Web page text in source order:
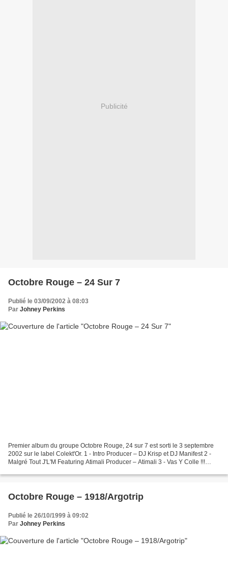
Publicité
Octobre Rouge – 24 Sur 7
Publié le 03/09/2002 à 08:03
Par Johney Perkins
Premier album du groupe Octobre Rouge, 24 sur 7 est sorti le 3 septembre
2002 sur le label Colekt'Or. 1 - Intro Producer – DJ Krisp et DJ Manifest 2 -
Malgré Tout J'L'M Featuring Atimali Producer – Atimali 3 - Vas Y Colle !!!
Octobre Rouge – 1918/Argotrip
Publié le 26/10/1999 à 09:02
Par Johney Perkins